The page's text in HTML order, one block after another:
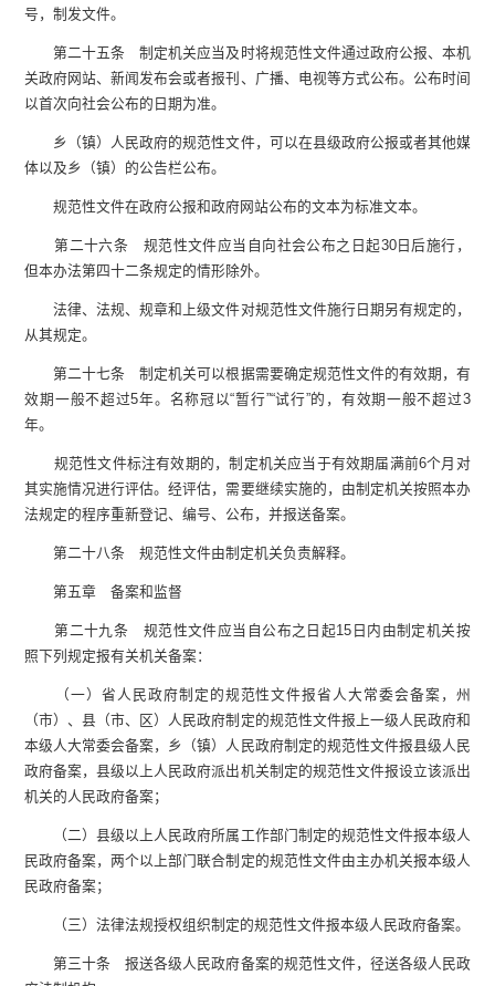
号，制发文件。
第二十五条 制定机关应当及时将规范性文件通过政府公报、本机
关政府网站、新闻发布会或者报刊、广播、电视等方式公布。公布时间
以首次向社会公布的日期为准。
乡（镇）人民政府的规范性文件，可以在县级政府公报或者其他媒
体以及乡（镇）的公告栏公布。
规范性文件在政府公报和政府网站公布的文本为标准文本。
第二十六条 规范性文件应当自向社会公布之日起30日后施行，
但本办法第四十二条规定的情形除外。
法律、法规、规章和上级文件对规范性文件施行日期另有规定的，
从其规定。
第二十七条 制定机关可以根据需要确定规范性文件的有效期，有
效期一般不超过5年。名称冠以“暂行”“试行”的，有效期一般不超过3
年。
规范性文件标注有效期的，制定机关应当于有效期届满前6个月对
其实施情况进行评估。经评估，需要继续实施的，由制定机关按照本办
法规定的程序重新登记、编号、公布，并报送备案。
第二十八条 规范性文件由制定机关负责解释。
第五章 备案和监督
第二十九条 规范性文件应当自公布之日起15日内由制定机关按
照下列规定报有关机关备案：
（一）省人民政府制定的规范性文件报省人大常委会备案，州
（市）、县（市、区）人民政府制定的规范性文件报上一级人民政府和
本级人大常委会备案，乡（镇）人民政府制定的规范性文件报县级人民
政府备案，县级以上人民政府派出机关制定的规范性文件报设立该派出
机关的人民政府备案；
（二）县级以上人民政府所属工作部门制定的规范性文件报本级人
民政府备案，两个以上部门联合制定的规范性文件由主办机关报本级人
民政府备案；
（三）法律法规授权组织制定的规范性文件报本级人民政府备案。
第三十条 报送各级人民政府备案的规范性文件，径送各级人民政